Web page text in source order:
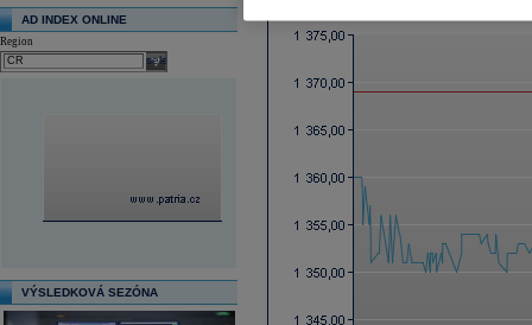
AD INDEX ONLINE
Region
select
VÝSLEDKOVÁ SEZÓNA